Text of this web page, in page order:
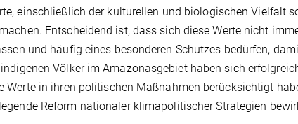
einschließlich der kulturellen und biologischen Vielfalt
Entscheidend ist, dass sich diese Werte nicht
und häufig eines besonderen Schutzes bedürfen,
Völker im Amazonasgebiet haben sich
Werte in ihren politischen Maßnahmen berücksichtigt
Reform nationaler klimapolitischer Strategien